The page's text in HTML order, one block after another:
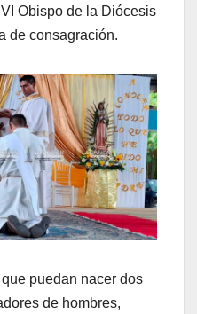
Obispo de la Diócesis
de consagración.
puedan nacer dos
de hombres,